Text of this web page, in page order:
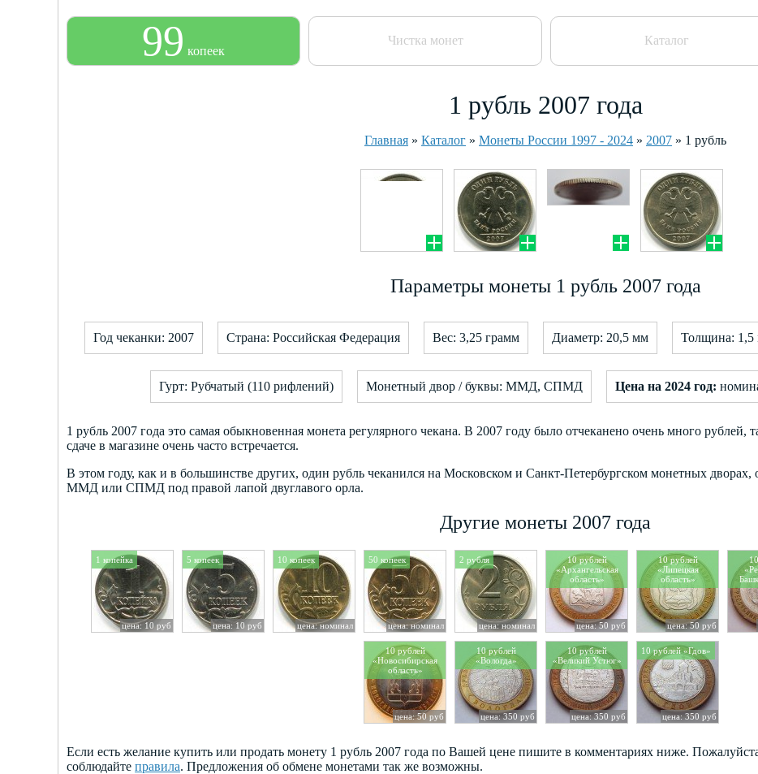
99 копеек
Чистка монет Каталог
1 рубль 2007 года
Главная » Каталог » Монеты России 1997 - 2024 » 2007 » 1 рубль
Параметры монеты 1 рубль 2007 года
Год чеканки: 2007 Страна: Российская Федерация Вес: 3,25 грамм Диаметр: 20,5 мм Толщина:
Гурт: Рубчатый (110 рифлений) Монетный двор / буквы: ММД, СПМД Цена на 2024 год:
1 рубль 2007 года это самая обыкновенная монета регулярного чекана. В 2007 году было отчеканено очень много рублей,
сдаче в магазине очень часто встречается.
В этом году, как и в большинстве других, один рубль чеканился на Московском и Санкт-Петербургском монетных дворах,
ММД или СПМД под правой лапой двуглавого орла.
Другие монеты 2007 года
1 копейка
цена: 10 руб
5 копеек
цена: 10 руб
10 копеек
цена: номинал
50 копеек
цена: номинал
2 рубля
цена: номинал
10 рублей
«Архангельская
область»
цена: 50 руб
10 рублей
«Липецкая
область»
цена: 50 руб
10 рублей
«Новосибирская
область»
цена: 50 руб
10 рублей
«Вологда»
цена: 350 руб
10 рублей
«Великий Устюг»
цена: 350 руб
10 рублей «Гдов»
цена: 350 руб
Если есть желание купить или продать монету 1 рубль 2007 года по Вашей цене пишите в комментариях ниже.
соблюдайте правила. Предложения об обмене монетами так же возможны.